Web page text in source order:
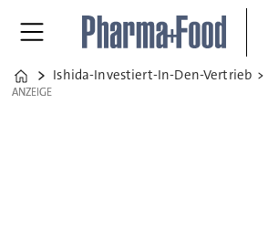
Home
Ishida-Investiert-In-Den-Vertrieb
ANZEIGE
ANZEIGE